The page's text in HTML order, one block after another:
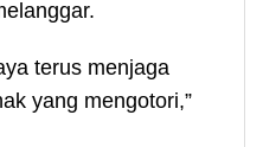
terus menjaga
yang mengotori,”